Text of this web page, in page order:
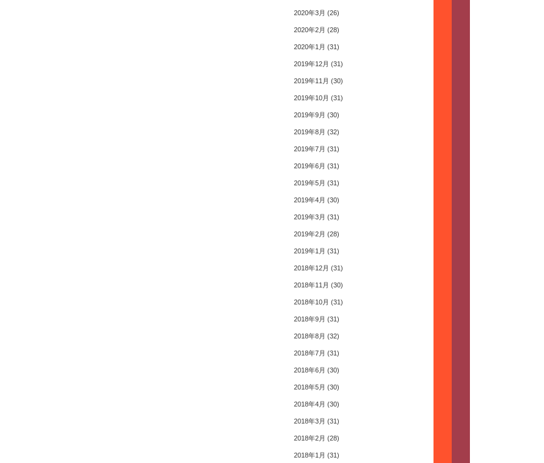
2020年3月 (26)
2020年2月 (28)
2020年1月 (31)
2019年12月 (31)
2019年11月 (30)
2019年10月 (31)
2019年9月 (30)
2019年8月 (32)
2019年7月 (31)
2019年6月 (31)
2019年5月 (31)
2019年4月 (30)
2019年3月 (31)
2019年2月 (28)
2019年1月 (31)
2018年12月 (31)
2018年11月 (30)
2018年10月 (31)
2018年9月 (31)
2018年8月 (32)
2018年7月 (31)
2018年6月 (30)
2018年5月 (30)
2018年4月 (30)
2018年3月 (31)
2018年2月 (28)
2018年1月 (31)